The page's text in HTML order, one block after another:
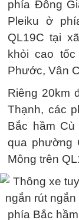
phía Đông
Pleiku ở
QL19C tại
khỏi cao
Phước, Vân
Riêng 20km
Thạnh, các
Bắc hầm
qua phường
Mông trên